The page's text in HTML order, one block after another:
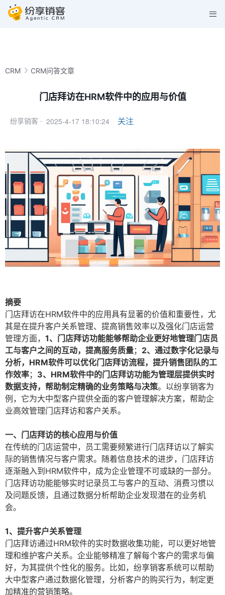
CRM CRM问答文章
门店拜访在HRM软件中的应用与价值
纷享销客 · 2025-4-17 18:10:24 关注
摘要
门店拜访在HRM软件中的应用具有显著的价值和重要性，尤
其是在提升客户关系管理、提高销售效率以及强化门店运营
管理方面， 1、门店拜访功能能够帮助企业更好地管理门店员
工与客户之间的互动，提高服务质量； 2、通过数字化记录与
分析，HRM软件可以优化门店拜访流程，提升销售团队的工
作效率； 3、HRM软件中的门店拜访功能为管理层提供实时
数据支持，帮助制定精确的业务策略与决策。以纷享销客为
例，它为大中型客户提供全面的客户管理解决方案，帮助企
业高效管理门店拜访和客户关系。
一、门店拜访的核心应用与价值
在传统的门店运营中，员工需要频繁进行门店拜访以了解实
际的销售情况与客户需求。随着信息技术的进步，门店拜访
逐渐融入到HRM软件中，成为企业管理不可或缺的一部分。
门店拜访功能能够实时记录员工与客户的互动、消费习惯以
及问题反馈，且通过数据分析帮助企业发现潜在的业务机
会。
1、提升客户关系管理
门店拜访通过HRM软件的实时数据收集功能，可以更好地管
理和维护客户关系。企业能够精准了解每个客户的需求与偏
好，为其提供个性化的服务。比如，纷享销客系统可以帮助
大中型客户通过数据化管理，分析客户的购买行为，制定更
加精准的营销策略。